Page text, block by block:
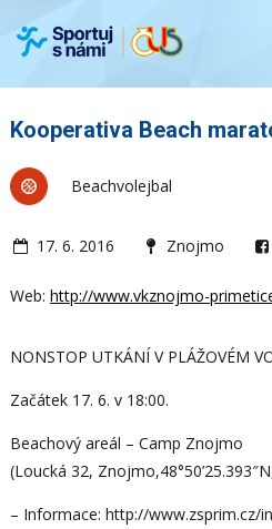
Kooperativa Beach
Beachvolejbal
17. 6. 2016 Znojmo
Web: http://www.vkznojmo-
NONSTOP UTKÁNÍ V PLÁŽOVÉM
Začátek 17. 6. v 18:00.
Beachový areál – Camp Znojmo
(Loucká 32,
– Informace: http://www.zsprim.cz/